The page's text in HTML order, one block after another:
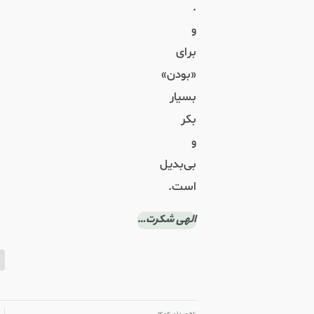
.
و
برای
«بودن»
بسیار
بکر
و
بی‌بدیل
است.
الهی شکرت…